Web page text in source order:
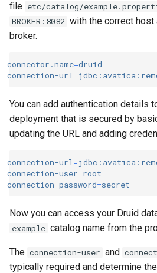
Procedures
system.execute('query')
query(varchar) -> table
file etc/catalog/
BROKER:8082 with the correct host
broker.
connector.name=druid
connection-url =
You can add authentication details
deployment that is secured by
updating the URL and adding
connection-url =
connection-user=root
connection-password=secret
Now you can access your Druid
example catalog name from the
The connection-user and
typically required and determine